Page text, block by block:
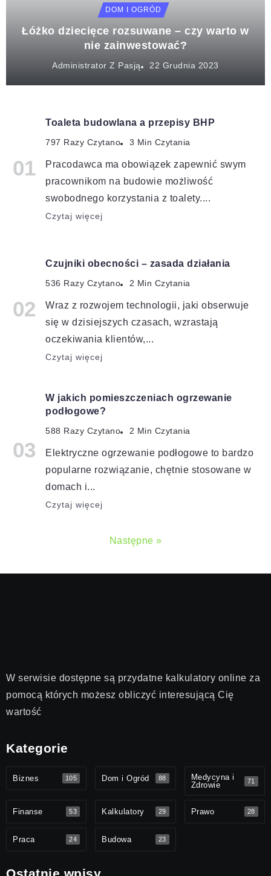
DOM I OGRÓD
Łóżko dziecięce rozsuwane – czy warto w
nie zainwestować?
Administrator Z Pasją
Toaleta budowlana a przepisy BHP
797 Razy Czytano 3 Min Czytania
Pracodawca ma obowiązek zapewnić swym
pracownikom na budowie możliwość
swobodnego korzystania z toalety....
Czytaj więcej
Czujniki obecności – zasada działania
536 Razy Czytano 2 Min Czytania
Wraz z rozwojem technologii, jaki obserwuje
się w dzisiejszych czasach, wzrastają
oczekiwania klientów,...
Czytaj więcej
W jakich pomieszczeniach ogrzewanie
podłogowe?
588 Razy Czytano 2 Min Czytania
Elektryczne ogrzewanie podłogowe to bardzo
popularne rozwiązanie, chętnie stosowane w
domach i...
Czytaj więcej
Następne »
W serwisie dostępne są przydatne kalkulatory online za
pomocą których możesz obliczyć interesującą Cię
wartość
Kategorie
Biznes 105 Dom i Ogród 88
Medycyna i
Zdrowie
71
Finanse 53 Kalkulatory 29 Prawo 28
Praca 24 Budowa 23